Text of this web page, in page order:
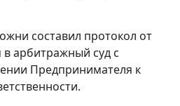
составил протокол от
в арбитражный суд с
Предпринимателя к